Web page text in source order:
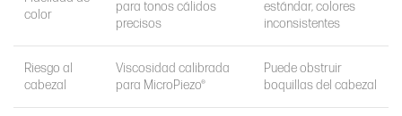
color
para tonos cálidos
precisos
estándar, colores
inconsistentes
Riesgo al
cabezal
Viscosidad calibrada
para MicroPiezo®
Puede obstruir
boquillas del cabezal